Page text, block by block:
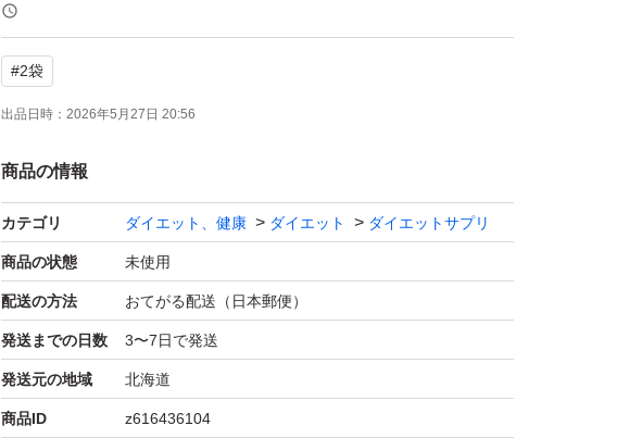
#2袋
出品日時： 2026年5月27日 20:56
商品の情報
カテゴリ ダイエット、健康 ダイエット ダイエットサプリ
商品の状態 未使用
配送の方法 おてがる配送（日本郵便）
発送までの日数 3〜7日で発送
発送元の地域 北海道
商品ID z616436104